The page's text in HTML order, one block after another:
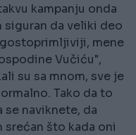
kampanju onda
da veliki deo
mene
Vučiću",
su sa mnom, sve je
Tako da to
se naviknete, da
što kada oni